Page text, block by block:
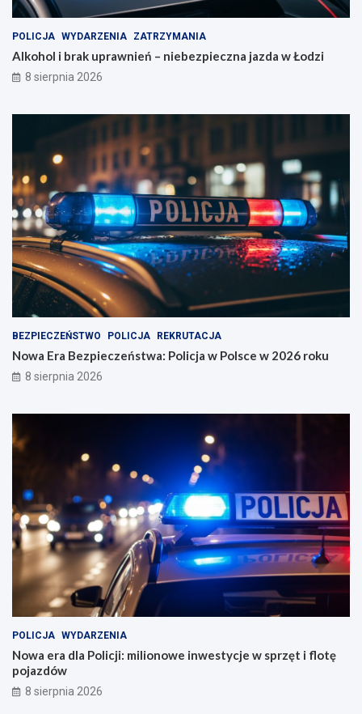
POLICJA WYDARZENIA ZATRZYMANIA
Alkohol i brak uprawnień – niebezpieczna jazda w Łodzi
8 sierpnia 2026
BEZPIECZEŃSTWO POLICJA REKRUTACJA
Nowa Era Bezpieczeństwa: Policja w Polsce w 2026 roku
8 sierpnia 2026
POLICJA WYDARZENIA
Nowa era dla Policji: milionowe inwestycje w sprzęt i flotę
pojazdów
8 sierpnia 2026